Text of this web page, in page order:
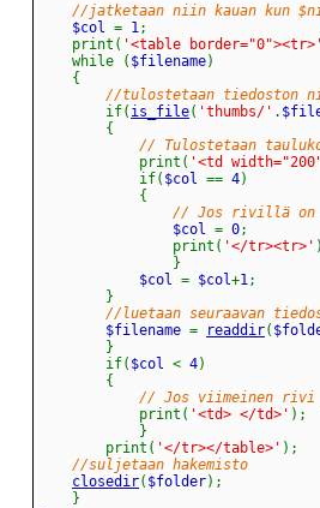
//jatketaan niin kauan kun
	$col
= 1;
print ( '<table border="0"><tr>'
while
( $filename)
{
//tulostetaan tiedoston
if( is_file( 'thumbs/' .
{
// Tulostetaan
print ( '<td
if( $col == 4)
{
// Jos rivillä on
				$col
= 0;
print ( '</tr><tr>' )
}
			$col
= $col+1;
}
//luetaan seuraavan
		$filename
= readdir(
}
if( $col < 4)
{
// Jos viimeinen rivi
print ( '<td> </td>' ) ;
}
print ( '</tr></table>' ) ;
//suljetaan hakemisto
closedir( $folder) ;
}